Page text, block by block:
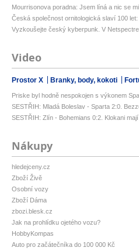
Mourrisonova poradna: Jsem líná a nic se
Česká společnost ornitologická slaví 100
Vyzkoušejte český kyberpunk. V Netspectre
Video
Prostor X Branky, body, kokoti
Priske byl hodně nespokojen s výkonem
SESTŘIH: Mladá Boleslav - Sparta 2:0.
SESTŘIH: Zlín - Bohemians 0:2. Klokani
Nákupy
hledejceny.cz
Zboží Živě
Osobní vozy
Zboží Dáma
zbozi.blesk.cz
Jak na prohlídku ojetého vozu?
HobbyKompas
Auto pro začátečníka do 100 000 Kč